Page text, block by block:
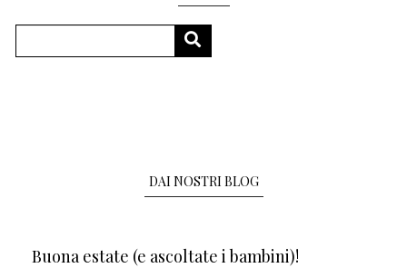
CERCA
DAI NOSTRI BLOG
Buona estate (e ascoltate i bambini)!